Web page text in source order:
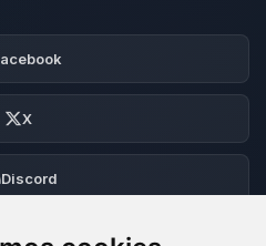
X
Discord
Foro